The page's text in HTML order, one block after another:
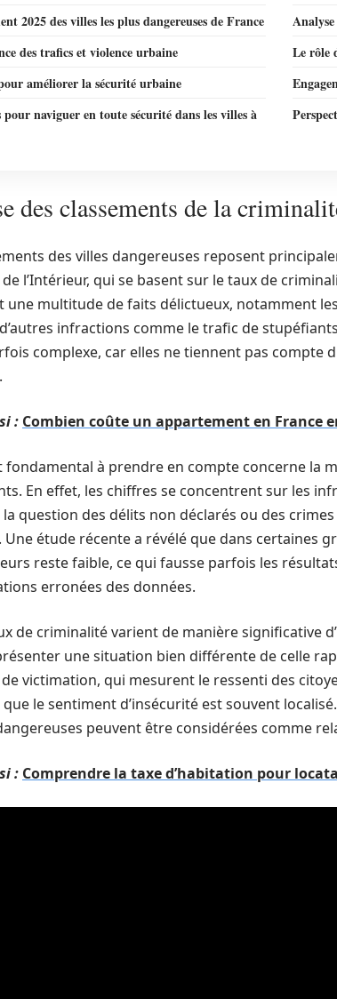
2025 des villes les plus dangereuses de France
des trafics et violence urbaine
Le rôle
améliorer la sécurité urbaine
pour naviguer en toute sécurité dans les villes à
des classements de la
des villes dangereuses reposent
l’Intérieur, qui se basent sur le taux de
une multitude de faits délictueux, notamment
infractions comme le trafic de
complexe, car elles ne tiennent pas compte
: Combien coûte un appartement en France
fondamental à prendre en compte concerne la
En effet, les chiffres se concentrent sur les
la question des délits non déclarés ou des
Une étude récente a révélé que dans certaines
reste faible, ce qui fausse parfois les
erronées des données.
de criminalité varient de manière significative
une situation bien différente de celle
victimation, qui mesurent le ressenti des
le sentiment d’insécurité est souvent
peuvent être considérées comme
: Comprendre la taxe d’habitation pour